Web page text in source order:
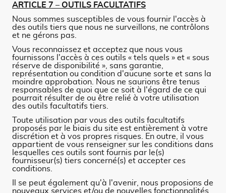
ARTICLE 7 – OUTILS FACULTATIFS
Nous sommes susceptibles de vous fournir l'accès à
des outils tiers que nous ne surveillons, ne contrôlons
et ne gérons pas.
Vous reconnaissez et acceptez que nous vous
fournissons l'accès à ces outils « tels quels » et « sous
réserve de disponibilité », sans garantie,
représentation ou condition d'aucune sorte et sans la
moindre approbation. Nous ne saurions être tenus
responsables de quoi que ce soit à l'égard de ce qui
pourrait résulter de ou être relié à votre utilisation
des outils facultatifs tiers.
Toute utilisation par vous des outils facultatifs
proposés par le biais du site est entièrement à votre
discrétion et à vos propres risques. En outre, il vous
appartient de vous renseigner sur les conditions dans
lesquelles ces outils sont fournis par le(s)
fournisseur(s) tiers concerné(s) et accepter ces
conditions.
Il se peut également qu'à l'avenir, nous proposions de
nouveaux services et/ou de nouvelles fonctionnalités